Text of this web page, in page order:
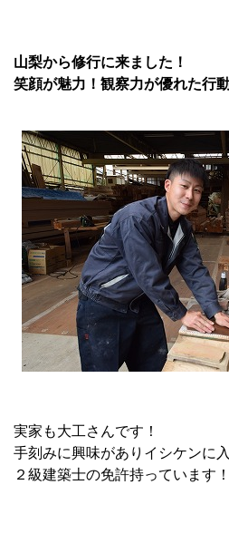
山梨から修行に来ました！
笑顔が魅力！観察力が優れた行動
実家も大工さんです！
手刻みに興味がありイシケンに
２級建築士の免許持っています